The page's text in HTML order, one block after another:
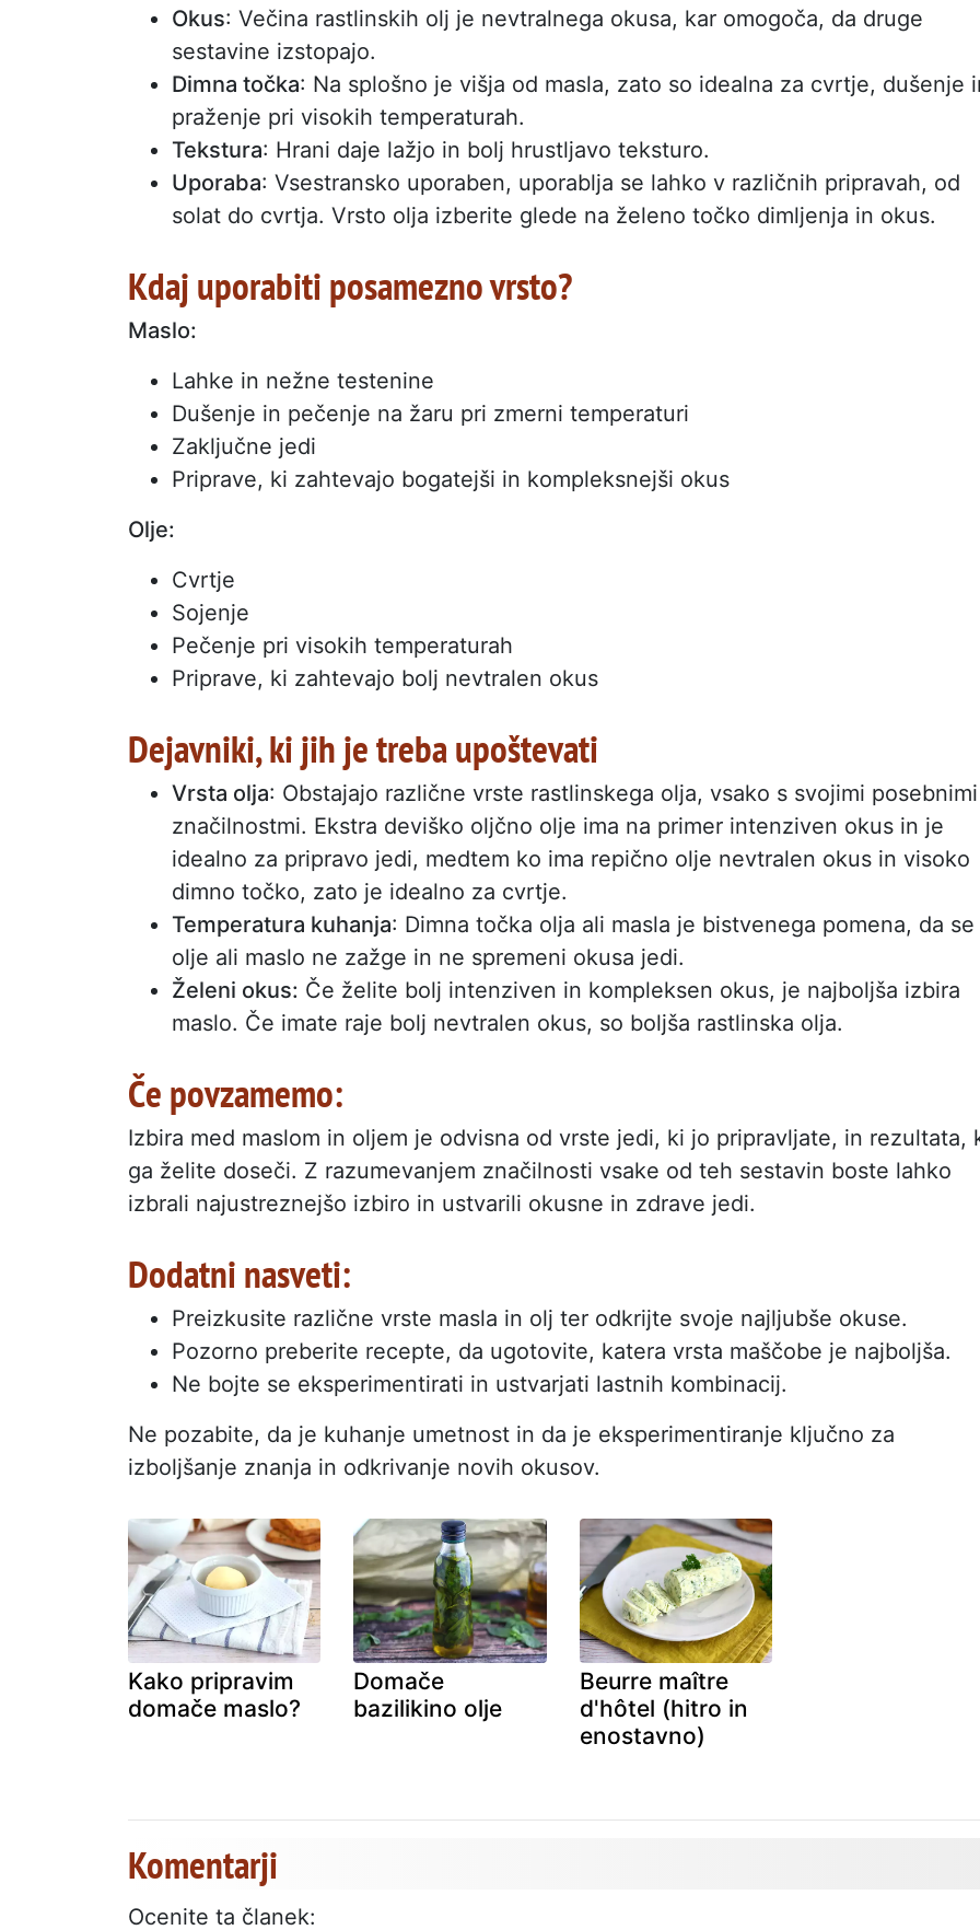
Okus: Večina rastlinskih olj je nevtralnega okusa, kar omogoča, da druge
sestavine izstopajo.
Dimna točka: Na splošno je višja od masla, zato so idealna za cvrtje, dušenje
praženje pri visokih temperaturah.
Tekstura: Hrani daje lažjo in bolj hrustljavo teksturo.
Uporaba: Vsestransko uporaben, uporablja se lahko v različnih pripravah, od
solat do cvrtja. Vrsto olja izberite glede na želeno točko dimljenja in okus.
Kdaj uporabiti posamezno vrsto?
Maslo:
Lahke in nežne testenine
Dušenje in pečenje na žaru pri zmerni temperaturi
Zaključne jedi
Priprave, ki zahtevajo bogatejši in kompleksnejši okus
Olje:
Cvrtje
Sojenje
Pečenje pri visokih temperaturah
Priprave, ki zahtevajo bolj nevtralen okus
Dejavniki, ki jih je treba upoštevati
Vrsta olja: Obstajajo različne vrste rastlinskega olja, vsako s svojimi posebnimi
značilnostmi. Ekstra deviško oljčno olje ima na primer intenziven okus in je
idealno za pripravo jedi, medtem ko ima repično olje nevtralen okus in visoko
dimno točko, zato je idealno za cvrtje.
Temperatura kuhanja: Dimna točka olja ali masla je bistvenega pomena, da se
olje ali maslo ne zažge in ne spremeni okusa jedi.
Želeni okus: Če želite bolj intenziven in kompleksen okus, je najboljša izbira
maslo. Če imate raje bolj nevtralen okus, so boljša rastlinska olja.
Če povzamemo:
Izbira med maslom in oljem je odvisna od vrste jedi, ki jo pripravljate, in rezultata,
ga želite doseči. Z razumevanjem značilnosti vsake od teh sestavin boste lahko
izbrali najustreznejšo izbiro in ustvarili okusne in zdrave jedi.
Dodatni nasveti:
Preizkusite različne vrste masla in olj ter odkrijte svoje najljubše okuse.
Pozorno preberite recepte, da ugotovite, katera vrsta maščobe je najboljša.
Ne bojte se eksperimentirati in ustvarjati lastnih kombinacij.
Ne pozabite, da je kuhanje umetnost in da je eksperimentiranje ključno za
izboljšanje znanja in odkrivanje novih okusov.
Kako pripravim
domače maslo?
Domače
bazilikino olje
Beurre maître
d'hôtel (hitro in
enostavno)
Komentarji
Ocenite ta članek: